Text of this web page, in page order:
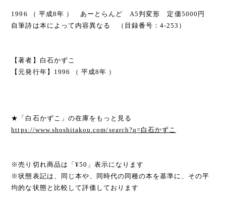
1996 （ 平成8年 ） あーとらんど A5判変形 定価5000円
自筆詩は本によって内容異なる （目録番号：4-253）
【著者】白石かずこ
【元発行年】1996 （ 平成8年 ）
★「白石かずこ」の在庫をもっと見る
https://www.shoshitakou.com/search?q=白石かずこ
※売り切れ商品は「¥50」表示になります
※状態表記は、同じ本や、同時代の同種の本を基準に、その平
均的な状態と比較して評価しております